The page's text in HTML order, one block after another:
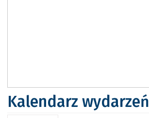
Kalendarz wydarzeń